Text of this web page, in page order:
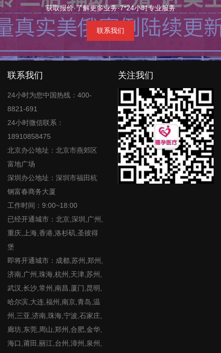
获取报价·了解更多业务·7*24小时专业服务
联系我们
联系我们
24小时为您中国热线：400-
8821-691
24小时微信联系：
18910858475
北京办公地址：北京市燕郊区
富地广场
深圳办公地址：深圳市福田杭
钢富春商务大厦
工作时间：9:00~18:00
已经开通城市：北京,深圳,广州,
重庆,上海,香港,洛杉矶,圣彼得
堡
即将开通城市：成都,苏州,郑州,
济南,广州,珠海,杭州,天津,苏州,
武汉,长沙,常州,南昌,厦门,昆明,
哈尔滨,大连,福州,南京,青岛,温
州,三亚,济南,珠海,宁波,石家庄,
廊坊,东莞,周山,郑州,合肥,金华,
海口,莆田,丽江,台州,漳州,泉州,
关注我们